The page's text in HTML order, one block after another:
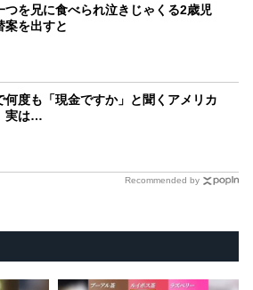
つを兄に食べられ泣きじゃくる2歳児
案を出すと
何度も「現金ですか」と聞くアメリカ
実は…
Recommended by